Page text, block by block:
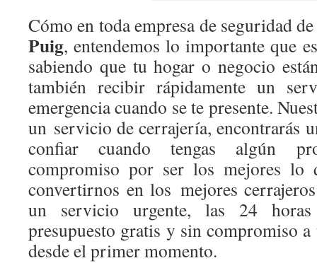
Cómo en toda empresa de seguridad
Puig, entendemos lo importante que
sabiendo que tu hogar o negocio
también recibir rápidamente un
emergencia cuando se te presente.
un servicio de cerrajería, encontrarás
confiar cuando tengas algún
compromiso por ser los mejores lo
convertirnos en los mejores
un servicio urgente, las 24
presupuesto gratis y sin compromiso
desde el primer momento.